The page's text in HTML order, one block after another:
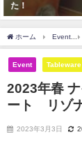
た！
ホーム Event
Event Tableware
2023年春
ート リゾ
2023年3月3日